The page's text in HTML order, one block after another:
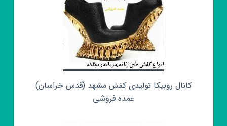
کانال روبیکا تولیدی کفش مشهد (قدس خراسان)
عمده فروشی